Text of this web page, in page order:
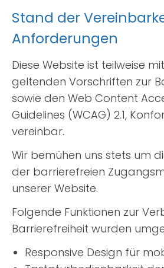
Stand der
Anforderungen
Diese Website ist teilweise
geltenden Vorschriften zur
sowie den Web Content
Guidelines (WCAG) 2.1,
vereinbar.
Wir bemühen uns stets um
der barrierefreien
unserer Website.
Folgende Funktionen zur
Barrierefreiheit wurden
Responsive Design für